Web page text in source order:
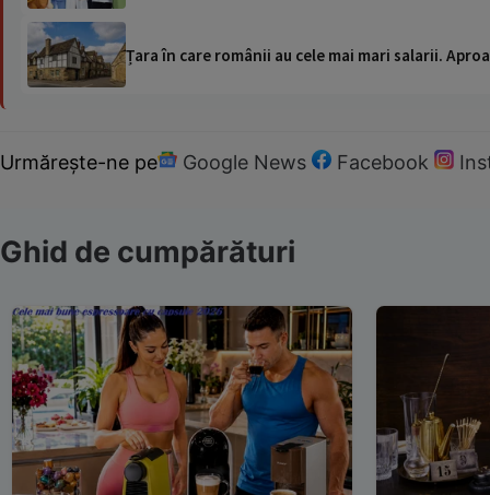
Țara în care românii au cele mai mari salarii.
Urmărește-ne pe Google News Facebook
Ghid de cumpărături